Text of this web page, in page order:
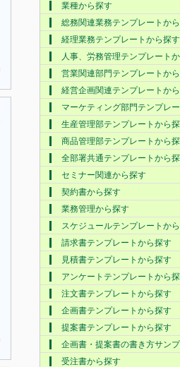
業種から探す
総務関連業務テンプレートか
経理業務テンプレートから探す
人事、労務管理テンプレート
営業関連部門テンプレートか
経営企画関連テンプレートか
マーケティング部門テンプレ
生産管理部テンプレートから
商品管理部テンプレートから
全部署共通テンプレートから
セミナー関連から探す
契約書から探す
業務管理から探す
スケジュールテンプレートか
請求書テンプレートから探す
見積書テンプレートから探す
アンケートテンプレートから
注文書テンプレートから探す
企画書テンプレートから探す
提案書テンプレートから探す
企画書・提案書の書き方サン
受注書から探す